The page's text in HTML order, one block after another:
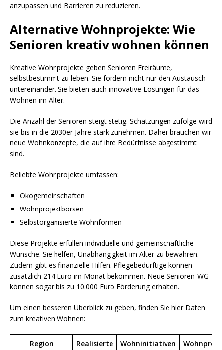
anzupassen und Barrieren zu reduzieren.
Alternative Wohnprojekte: Wie
Senioren kreativ wohnen können
Kreative Wohnprojekte geben Senioren Freiräume,
selbstbestimmt zu leben. Sie fördern nicht nur den Austausch
untereinander. Sie bieten auch innovative Lösungen für das
Wohnen im Alter.
Die Anzahl der Senioren steigt stetig. Schätzungen zufolge wird
sie bis in die 2030er Jahre stark zunehmen. Daher brauchen wir
neue Wohnkonzepte, die auf ihre Bedürfnisse abgestimmt
sind.
Beliebte Wohnprojekte umfassen:
Ökogemeinschaften
Wohnprojektbörsen
Selbstorganisierte Wohnformen
Diese Projekte erfüllen individuelle und gemeinschaftliche
Wünsche. Sie helfen, Unabhängigkeit im Alter zu bewahren.
Zudem gibt es finanzielle Hilfen. Pflegebedürftige können
zusätzlich 214 Euro im Monat bekommen. Neue Senioren-WG
können sogar bis zu 10.000 Euro Förderung erhalten.
Um einen besseren Überblick zu geben, finden Sie hier Daten
zum kreativen Wohnen:
Region
Realisierte
Wohninitiativen